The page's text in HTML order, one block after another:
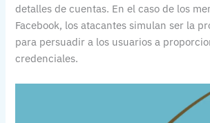
detalles de cuentas. En el caso de los
Facebook, los atacantes simulan ser la
para persuadir a los usuarios a
credenciales.